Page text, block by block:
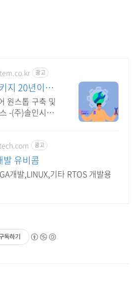
광고
지 20년이상
원스톱 구축 및
-(주)솔인시스
광고
발 유비콤
개발,LINUX,기타 RTOS 개발용
독하기